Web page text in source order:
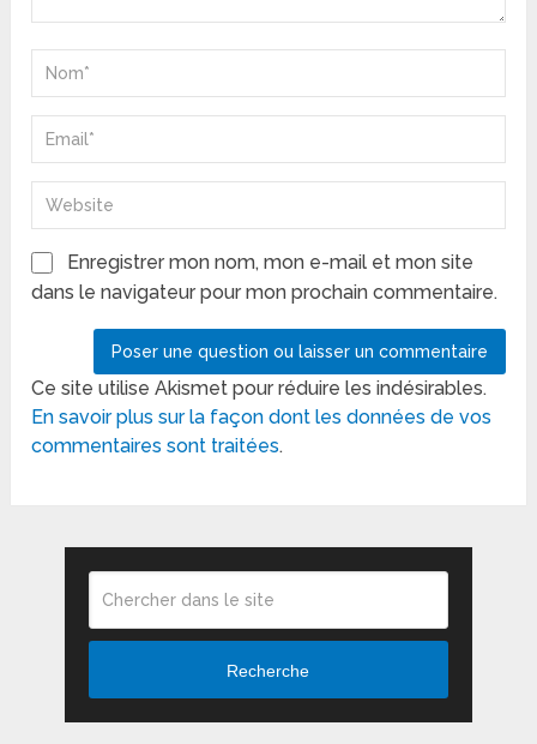
Enregistrer mon nom, mon e-mail et mon site
dans le navigateur pour mon prochain commentaire.
Ce site utilise Akismet pour réduire les indésirables.
En savoir plus sur la façon dont les données de vos
commentaires sont traitées.
Recherche